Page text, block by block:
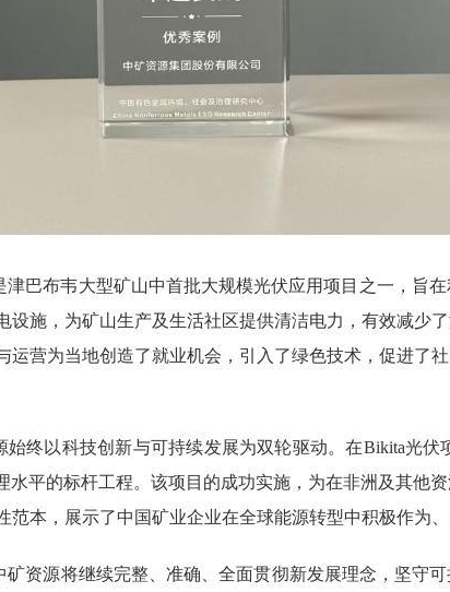
津巴布韦大型矿山中首批大规模光伏应用项目之一，旨
设施，为矿山生产及生活社区提供清洁电力，有效减少
运营为当地创造了就业机会，引入了绿色技术，促进了
始终以科技创新与可持续发展为双轮驱动。在Bikita光
水平的标杆工程。该项目的成功实施，为在非洲及其他
范本，展示了中国矿业企业在全球能源转型中积极作为
矿资源将继续完整、准确、全面贯彻新发展理念，坚守